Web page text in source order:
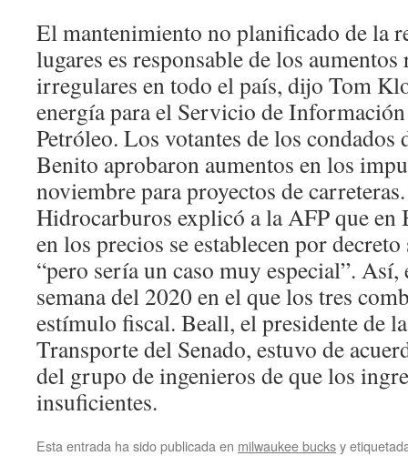
El mantenimiento no planificado de la
lugares es responsable de los aumentos
irregulares en todo el país, dijo Tom
energía para el Servicio de
Petróleo. Los votantes de los condados
Benito aprobaron aumentos en los
noviembre para proyectos de
Hidrocarburos explicó a la AFP que
en los precios se establecen por
“pero sería un caso muy especial”. Así,
semana del 2020 en el que los tres
estímulo fiscal. Beall, el presidente de
Transporte del Senado, estuvo de
del grupo de ingenieros de que los
insuficientes.
Esta entrada ha sido publicada en milwaukee bucksy